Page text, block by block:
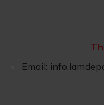
Email: